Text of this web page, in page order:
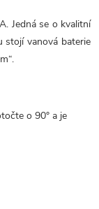
Jedná se o kvalitní
stojí vanová baterie
o 90° a je